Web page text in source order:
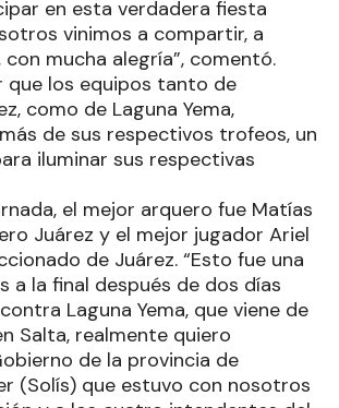
en esta verdadera fiesta
vinimos a compartir, a
mucha alegría”, comentó.
que los equipos tanto de
como de Laguna Yema,
de sus respectivos trofeos, un
iluminar sus respectivas
el mejor arquero fue Matías
Juárez y el mejor jugador Ariel
de Juárez. “Esto fue una
a la final después de dos días
Laguna Yema, que viene de
Salta, realmente quiero
de la provincia de
(Solís) que estuvo con nosotros